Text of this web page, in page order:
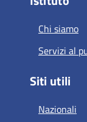
Chi siamo
Servizi al
Siti utili
Nazionali